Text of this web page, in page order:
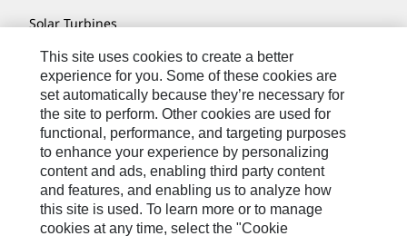
Solar Turbines
SPM Oil & Gas
Turner Powertrain Systems
Контакты
Карта Сайта
Cookie Settings
This site uses cookies to create a better
experience for you. Some of these cookies are
set automatically because they’re necessary for
the site to perform. Other cookies are used for
functional, performance, and targeting purposes
to enhance your experience by personalizing
content and ads, enabling third party content
and features, and enabling us to analyze how
this site is used. To learn more or to manage
cookies at any time, select the "Cookie